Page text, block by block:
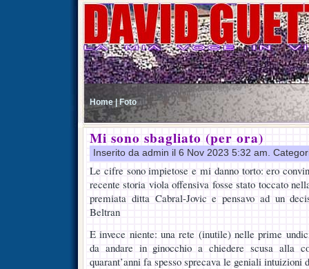
Home | Foto
Mi sono sbagliato (per ora)
Inserito da admin il 6 Nov 2023 5:32 am.
Le cifre sono impietose e mi danno torto: ero
recente storia viola offensiva fosse stato toccato
premiata ditta Cabral-Jovic e pensavo ad un
Beltran
E invece niente: una rete (inutile) nelle prime
da andare in ginocchio a chiedere scusa alla
quarant’anni fa spesso sprecava le geniali intuizioni